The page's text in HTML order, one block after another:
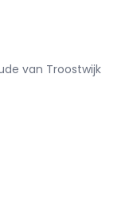
van Troostwijk